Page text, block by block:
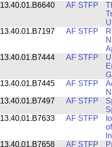
13.40.01.B6640 AF STFP
13.40.01.B7197
AF STFP
13.40.01.B7444
AF STFP
13.40.01.B7445
AF STFP
13.40.01.B7497
AF STFP
13.40.01.B7633
AF STFP
13.40.01.B7658
AF STFP